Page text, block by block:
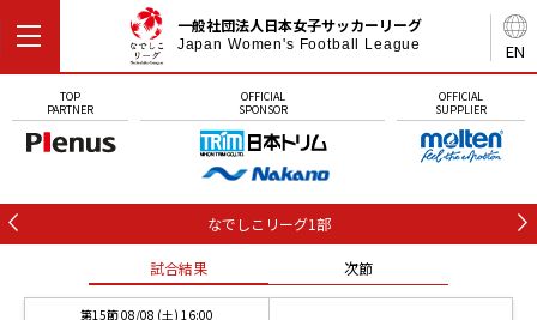
EN
一般社団法人日本女子サッカーリーグ
Japan Women's Football League
TOP
PARTNER
OFFICIAL
SPONSOR
OFFICIAL
SUPPLIER
なでしこリーグ1部
試合結果 次節
第15節 08/08 (土) 16:00